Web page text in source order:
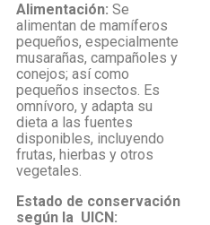
Alimentación: Se
alimentan de mamíferos
pequeños, especialmente
musarañas, campañoles y
conejos; así como
pequeños insectos. Es
omnívoro, y adapta su
dieta a las fuentes
disponibles, incluyendo
frutas, hierbas y otros
vegetales.
Estado de conservación
según la UICN: